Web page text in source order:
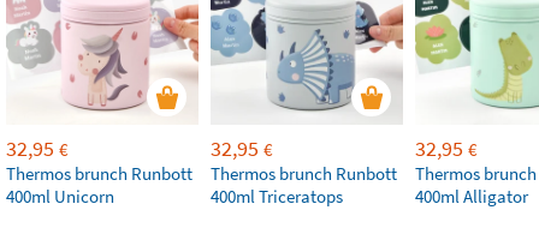
32,95 €
Thermos brunch Runbott
400ml Unicorn
32,95 €
Thermos brunch Runbott
400ml Triceratops
32,95 €
Thermos
400ml Alligator